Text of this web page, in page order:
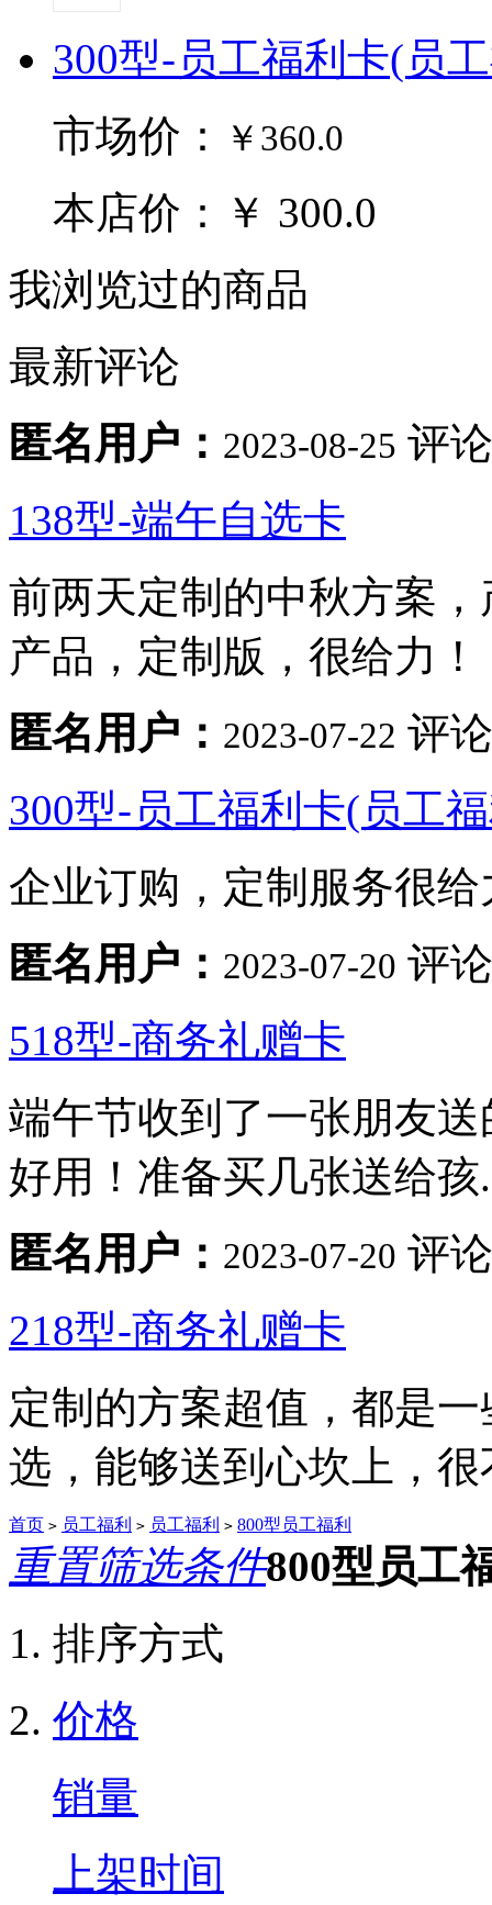
300型-员工福利卡(员
市场价：
￥360.0
本店价：￥ 300.0
我浏览过的商品
最新评论
匿名用户： 2023-08-25 评
138型-端午自选卡
前两天定制的中秋方案
产品，定制版，很给力！
匿名用户： 2023-07-22 评
300型-员工福利卡(员工
企业订购，定制服务很
匿名用户： 2023-07-20 评
518型-商务礼赠卡
端午节收到了一张朋友
好用！准备买几张送给孩
匿名用户： 2023-07-20 评
218型-商务礼赠卡
定制的方案超值，都是
选，能够送到心坎上，很
首页 > 员工福利 > 员工福利 > 800型员工福利
重置筛选条件800型员工
排序方式
价格
销量
上架时间